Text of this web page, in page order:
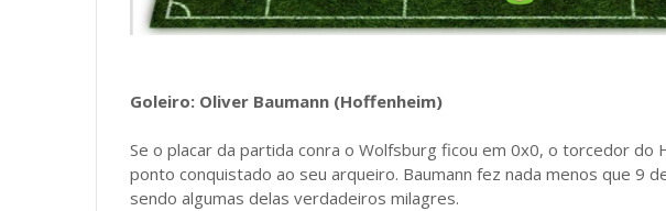
Goleiro: Oliver Baumann (Hoffenheim)
Se o placar da partida conra o Wolfsburg ficou em 0x0, o torcedor do
ponto conquistado ao seu arqueiro. Baumann fez nada menos que 9
sendo algumas delas verdadeiros milagres.